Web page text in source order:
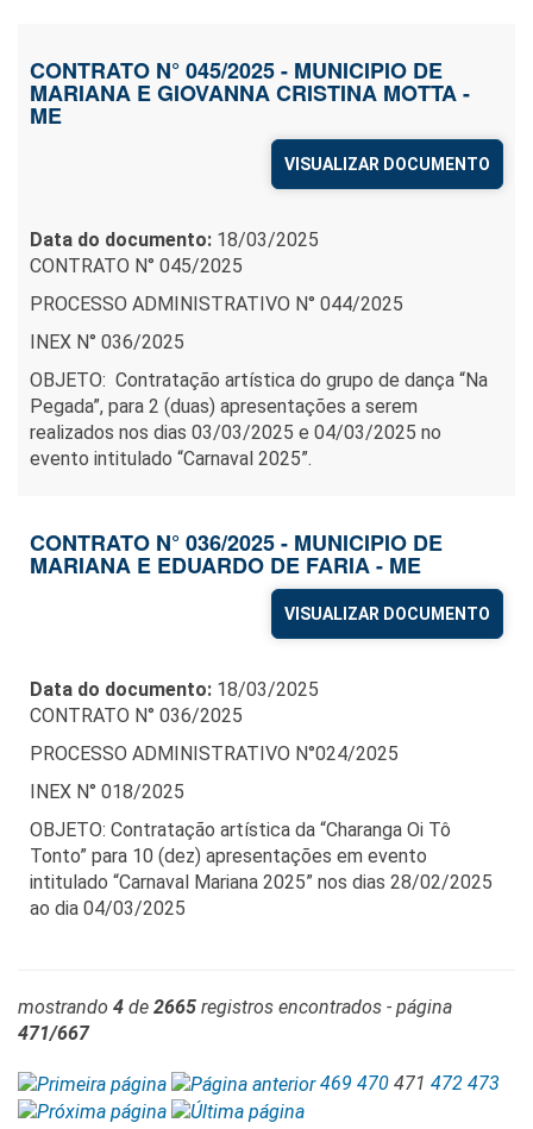
CONTRATO N° 045/2025 - MUNICIPIO DE
MARIANA E GIOVANNA CRISTINA MOTTA -
ME
VISUALIZAR DOCUMENTO
Data do documento: 18/03/2025
CONTRATO N° 045/2025
PROCESSO ADMINISTRATIVO N° 044/2025
INEX N° 036/2025
OBJETO: Contratação artística do grupo de dança “Na
Pegada”, para 2 (duas) apresentações a serem
realizados nos dias 03/03/2025 e 04/03/2025 no
evento intitulado “Carnaval 2025”.
CONTRATO N° 036/2025 - MUNICIPIO DE
MARIANA E EDUARDO DE FARIA - ME
VISUALIZAR DOCUMENTO
Data do documento: 18/03/2025
CONTRATO N° 036/2025
PROCESSO ADMINISTRATIVO N°024/2025
INEX N° 018/2025
OBJETO: Contratação artística da “Charanga Oi Tô
Tonto” para 10 (dez) apresentações em evento
intitulado “Carnaval Mariana 2025” nos dias 28/02/2025
ao dia 04/03/2025
mostrando 4 de 2665 registros encontrados - página
471/667
469 470 471 472 473